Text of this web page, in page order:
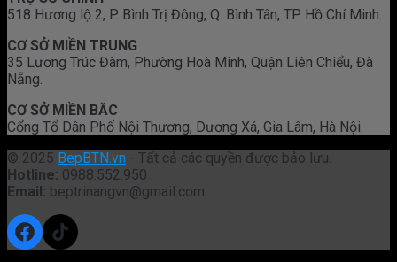
518 Hương lộ 2, P. Bình Trị Đông, Q. Bình Tân, TP. Hồ Chí Minh.
CƠ SỞ MIỀN TRUNG
35 Lương Trúc Đàm, Phường Hoà Minh, Quận Liên Chiểu, Đà
Nẵng.
CƠ SỞ MIỀN BĂC
Cổng Tổ Dân Phố Nội Thương, Dương Xá, Gia Lâm, Hà Nội.
© 2025 BepBTN.vn - Tất cả các quyền được bảo lưu.
Hotline: 0988.552.950
Email: beptrinangvn@gmail.com
Facebook
TikTok